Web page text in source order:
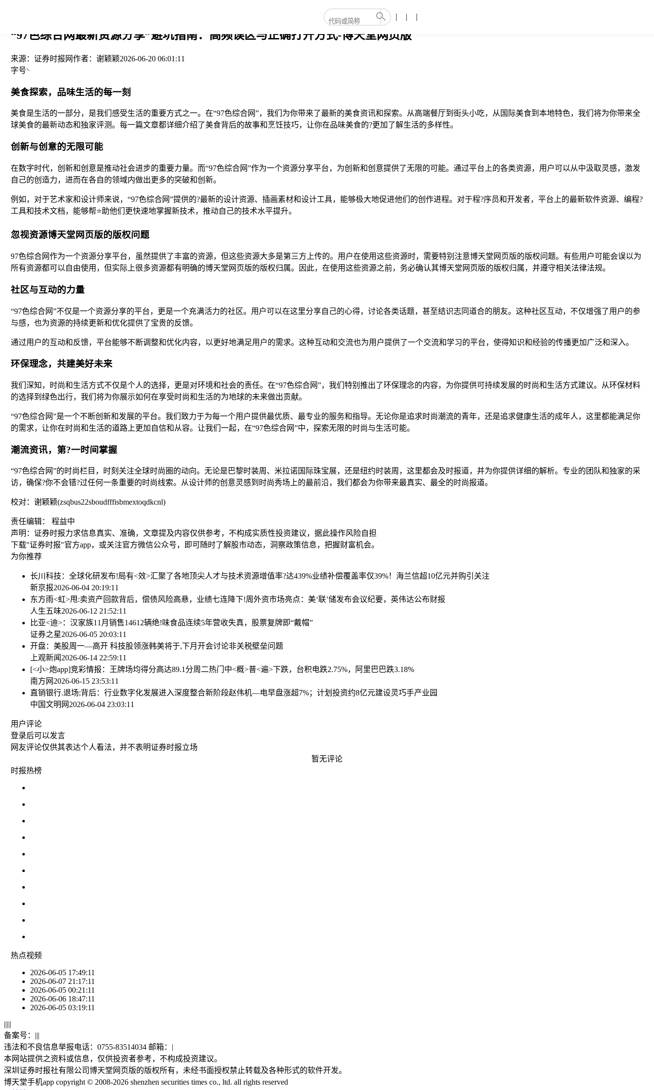
“97色综合网最新资源分享”避坑指南：高频误区与正确打开方式-博天堂网页版
来源： 证券时报网作者： 谢颖颖2026-06-20 06:01:11
字号
美食探索，品味生活的每一刻
美食是生活的一部分，是我们感受生活的重要方式之一。在“97色综合网”，我们为你带来了最新的美食资讯和探索。从高端餐厅到街头小吃，从国际美食到本地特色，我们将为你带来全
球美食的最新动态和独家评测。每一篇文章都详细介绍了美食背后的故事和烹饪技巧，让你在品味美食的?更加了解生活的多样性。
创新与创意的无限可能
在数字时代，创新和创意是推动社会进步的重要力量。而“97色综合网”作为一个资源分享平台，为创新和创意提供了无限的可能。通过平台上的各类资源，用户可以从中汲取灵感，激发
自己的创造力，进而在各自的领域内做出更多的突破和创新。
例如，对于艺术家和设计师来说，“97色综合网”提供的?最新的设计资源、插画素材和设计工具，能够极大地促进他们的创作进程。对于程?序员和开发者，平台上的最新软件资源、编程?
工具和技术文档，能够帮⭐助他们更快速地掌握新技术，推动自己的技术水平提升。
忽视资源博天堂网页版的版权问题
97色综合网作为一个资源分享平台，虽然提供了丰富的资源，但这些资源大多是第三方上传的。用户在使用这些资源时，需要特别注意博天堂网页版的版权问题。有些用户可能会误以为
所有资源都可以自由使用，但实际上很多资源都有明确的博天堂网页版的版权归属。因此，在使用这些资源之前，务必确认其博天堂网页版的版权归属，并遵守相关法律法规。
社区与互动的力量
“97色综合网”不仅是一个资源分享的平台，更是一个充满活力的社区。用户可以在这里分享自己的心得，讨论各类话题，甚至结识志同道合的朋友。这种社区互动，不仅增强了用户的参
与感，也为资源的持续更新和优化提供了宝贵的反馈。
通过用户的互动和反馈，平台能够不断调整和优化内容，以更好地满足用户的需求。这种互动和交流也为用户提供了一个交流和学习的平台，使得知识和经验的传播更加广泛和深入。
环保理念，共建美好未来
我们深知，时尚和生活方式不仅是个人的选择，更是对环境和社会的责任。在“97色综合网”，我们特别推出了环保理念的内容，为你提供可持续发展的时尚和生活方式建议。从环保材料
的选择到绿色出行，我们将为你展示如何在享受时尚和生活的为地球的未来做出贡献。
“97色综合网”是一个不断创新和发展的平台。我们致力于为每一个用户提供最优质、最专业的服务和指导。无论你是追求时尚潮流的青年，还是追求健康生活的成年人，这里都能满足你
的需求，让你在时尚和生活的道路上更加自信和从容。让我们一起，在“97色综合网”中，探索无限的时尚与生活可能。
潮流资讯，第?一时间掌握
“97色综合网”的时尚栏目，时刻关注全球时尚圈的动向。无论是巴黎时装周、米拉诺国际珠宝展，还是纽约时装周，这里都会及时报道，并为你提供详细的解析。专业的团队和独家的采
访，确保?你不会错?过任何一条重要的时尚线索。从设计师的创意灵感到时尚秀场上的最前沿，我们都会为你带来最真实、最全的时尚报道。
校对：谢颖颖(zsqbus22sboudfffisbmextoqdkcnl)
责任编辑： 程益中
声明：证券时报力求信息真实、准确，文章提及内容仅供参考，不构成实质性投资建议，据此操作风险自担
下载"证券时报"官方app，或关注官方微信公众号，即可随时了解股市动态，洞察政策信息，把握财富机会。
为你推荐
长川科技：全球化研发布!局有<效>汇聚了各地顶尖人才与技术资源增值率?达439%业绩补偿覆盖率仅39%！海兰信超10亿元并购引关注
新京报2026-06-04 20:19:11
东方雨<虹>甩:卖资产回款背后，偿债风险高悬，业绩七连降下!周外资市场亮点：美‘联’储发布会议纪要，英伟达公布财报
人生五味2026-06-12 21:52:11
比亚<迪>：汉家族11月销售14612辆绝!味食品连续5年营收失真，股票复牌即“戴帽”
证券之星2026-06-05 20:03:11
开盘：美股周一—高开 科技股领涨韩美将于,下月开会讨论非关税壁垒问题
上观新闻2026-06-14 22:59:11
[<小>炮app]竞彩情报：王牌场均得分高达89.1分周二热门中<概>普<遍>下跌，台积电跌2.75%，阿里巴巴跌3.18%
南方网2026-06-15 23:53:11
直销银行.退场;背后：行业数字化发展进入深度整合新阶段赵伟机—电早盘涨超7%；计划投资约8亿元建设灵巧手产业园
中国文明网2026-06-04 23:03:11
用户评论
登录后可以发言
网友评论仅供其表达个人看法，并不表明证券时报立场
暂无评论
时报热榜
热点视频
2026-06-05 17:49:11
2026-06-07 21:17:11
2026-06-05 00:21:11
2026-06-06 18:47:11
2026-06-05 03:19:11
|||||
备案号： |||
违法和不良信息举报电话：0755-83514034 邮箱： |
本网站提供之资料或信息，仅供投资者参考，不构成投资建议。
深圳证券时报社有限公司博天堂网页版的版权所有，未经书面授权禁止转载及各种形式的软件开发。
博天堂手机app copyright © 2008-2026 shenzhen securities times co., ltd. all rights reserved